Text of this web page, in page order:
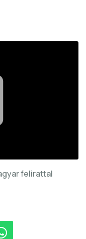
felirattal